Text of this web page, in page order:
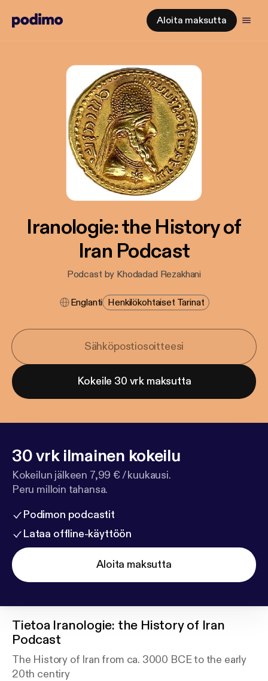
Aloita maksutta
Iranologie: the History of
Iran Podcast
Podcast by Khodadad Rezakhani
Englanti Henkilökohtaiset Tarinat
Kokeile 30 vrk maksutta
30 vrk ilmainen kokeilu
Kokeilun jälkeen 7,99 € / kuukausi.
Peru milloin tahansa.
Podimon podcastit
Lataa offline-käyttöön
Aloita maksutta
Tietoa Iranologie: the History of Iran
Podcast
The History of Iran from ca. 3000 BCE to the early
20th centiry